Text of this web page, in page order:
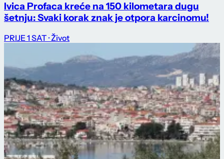
Ivica Profaca kreće na 150 kilometara dugu
šetnju: Svaki korak znak je otpora karcinomu!
PRIJE 1 SAT · Život